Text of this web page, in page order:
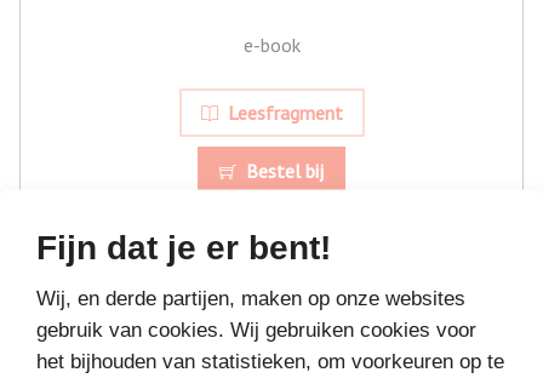
Fijn dat je er bent!
Wij, en derde partijen, maken op onze websites
gebruik van cookies. Wij gebruiken cookies voor
het bijhouden van statistieken, om voorkeuren op te
e-book
Leesfragment
Bestel bij